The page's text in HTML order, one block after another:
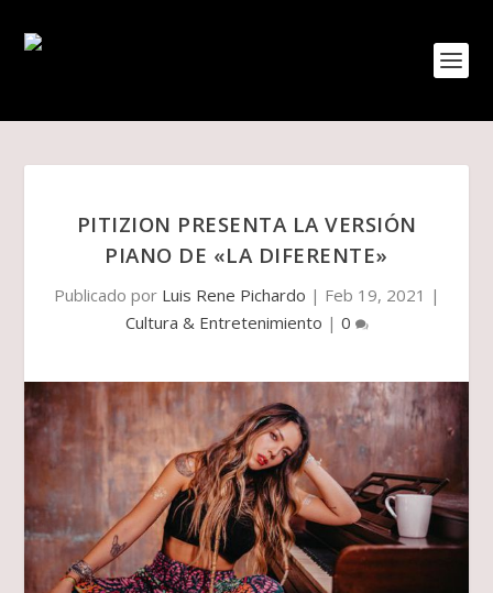
PITIZION PRESENTA LA VERSIÓN
PIANO DE «LA DIFERENTE»
Publicado por Luis Rene Pichardo | Feb 19, 2021 |
Cultura & Entretenimiento | 0